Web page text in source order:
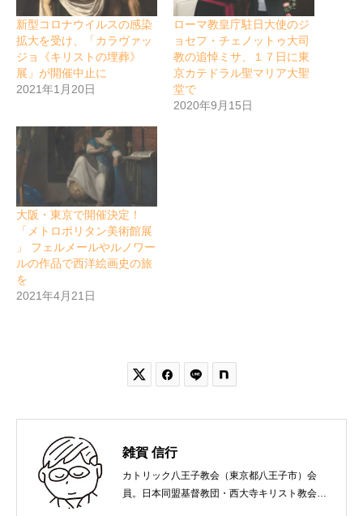
新型コロナウイルスの感染
拡大を受け、「カラヴァッ
ジョ《キリストの埋葬》
展」が開催中止に
2021年1月20日
ローマ教皇庁駐日大使のジ
ョセフ・チェノットゥ大司
教の追悼ミサ、１７日に東
京カテドラル聖マリア大聖
堂で
2020年9月15日
大阪・東京で開催決定！
「メトロポリタン美術館展
」 フェルメールやルノワー
ルの作品で西洋絵画史の旅
を
2021年4月21日
 
雑賀 信行
カトリック八王子教会（東京都八王子市）会
員。日本同盟基督教団・西大寺キリスト教会